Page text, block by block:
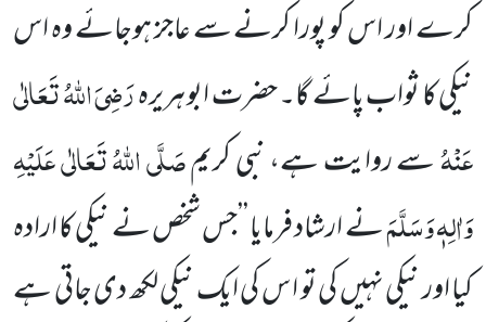
کرے اور اس کو پورا کرنے سے عاجز ہوجائے وہ اس
نیکی کا ثواب پائے گا۔ حضرت ابو ہریرہرَضِیَ اللہُ تَعَالٰی
عَنْہُسے روایت ہے، نبی کریمصَلَّی اللہُ تَعَالٰی عَلَیْہِ
وَاٰلِہٖ وَسَلَّمَنے ارشاد فرمایا ’’جس شخص نے نیکی کا ارادہ
کیا اور نیکی نہیں کی تو ا س کی ایک نیکی لکھ دی جاتی ہے